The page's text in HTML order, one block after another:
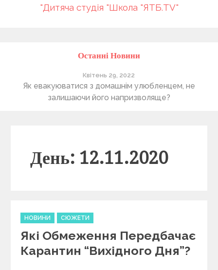
"Дитяча студія "Школа "ЯТБ.TV"
Останні Новини
Квітень 29, 2022
Як евакуюватися з домашнім улюбленцем, не
залишаючи його напризволяще?
День: 12.11.2020
C
a
t
e
g
НОВИНИ СЮЖЕТИ
Які Обмеження Передбачає
Карантин “вихідного Дня”?